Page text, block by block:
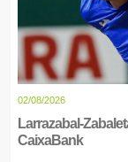
02/08/2026
Larrazabal-
CaixaBank